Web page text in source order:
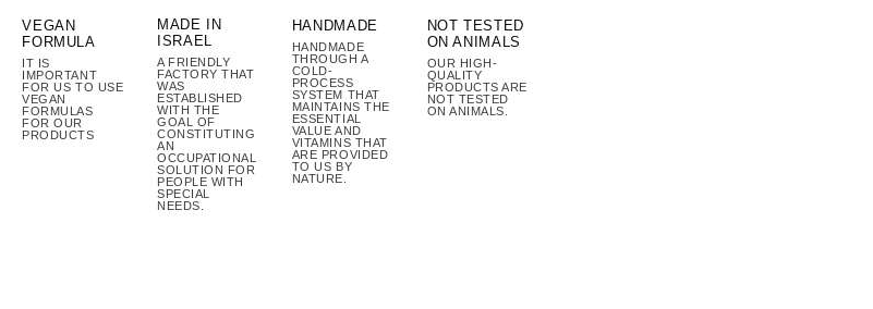
VEGAN
FORMULA
IT IS
IMPORTANT
FOR US TO USE
VEGAN
FORMULAS
FOR OUR
PRODUCTS
MADE IN
ISRAEL
A FRIENDLY
FACTORY THAT
WAS
ESTABLISHED
WITH THE
GOAL OF
CONSTITUTING
AN
OCCUPATIONAL
SOLUTION FOR
PEOPLE WITH
SPECIAL
NEEDS.
HANDMADE
HANDMADE
THROUGH A
COLD-
PROCESS
SYSTEM THAT
MAINTAINS THE
ESSENTIAL
VALUE AND
VITAMINS THAT
ARE PROVIDED
TO US BY
NATURE.
NOT TESTED
ON ANIMALS
OUR HIGH-
QUALITY
PRODUCTS ARE
NOT TESTED
ON ANIMALS.